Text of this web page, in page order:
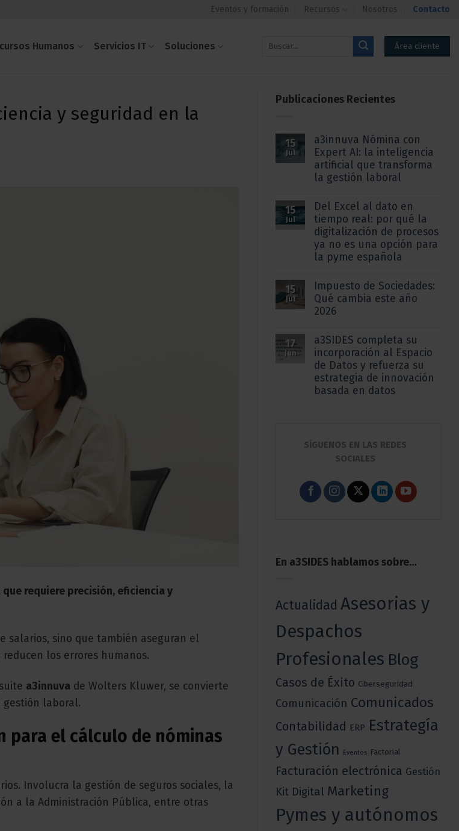
Eventos y formación Recursos Nosotros Contacto
Humanos Servicios IT Soluciones Área cliente
y seguridad en la
requiere precisión, eficiencia y
salarios, sino que también aseguran el
los errores humanos.
a3innuva de Wolters Kluwer, se convierte
gestión laboral.
para el cálculo de nóminas
Involucra la gestión de seguros sociales, la
a la Administración Pública, entre otras
Publicaciones Recientes
15
Jul
a3innuva Nómina con
Expert AI: la inteligencia
artificial que transforma
la gestión laboral
15
Jul
Del Excel al dato en
tiempo real: por qué la
digitalización de procesos
ya no es una opción para
la pyme española
15
Jul
Impuesto de Sociedades:
Qué cambia este año
2026
17
Jun
a3SIDES completa su
incorporación al Espacio
de Datos y refuerza su
estrategia de innovación
basada en datos
SÍGUENOS EN LAS REDES
SOCIALES
En a3SIDES hablamos sobre…
Actualidad Asesorias y
Despachos
Profesionales Blog
Casos de Éxito Ciberseguridad
Comunicación Comunicados
Contabilidad ERP Estrategía
y Gestión
Eventos Factorial
Facturación electrónica Gestión
Kit Digital Marketing
Pymes y autónomos